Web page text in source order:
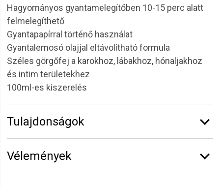
Hagyományos gyantamelegítőben 10-15 perc alatt
felmelegíthető
Gyantapapírral történő használat
Gyantalemosó olajjal eltávolítható formula
Széles görgőfej a karokhoz, lábakhoz, hónaljakhoz
és intim területekhez
100ml-es kiszerelés
Tulajdonságok
Kiszerelés:
Vélemények